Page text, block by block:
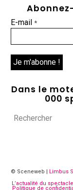
E-mail*
Dans le
000
© Sceneweb | Limbus
L’actualité du
Politique de